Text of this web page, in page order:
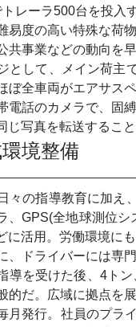
レーラ500台を投入
易度の高い特殊な荷
共事業などの動向を
として、メイン荷主
ぼ全車両がエアサス
電話のカメラで、固
じ写真を転送するこ
境整備
々の指導教育に加え
、GPS(全地球測位
に活用。労働環境に
、ドライバーには専
導を受けた後、4ト
的だ。広域に拠点を
月発行。社員のプラ